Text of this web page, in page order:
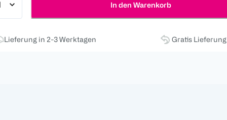
In den Warenkorb
Lieferung in 2-3 Werktagen Gratis